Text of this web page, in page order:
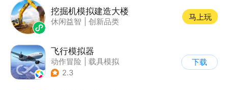
挖掘机模拟建造大楼
休闲益智 创新品类
马上玩
飞行模拟器
动作冒险
载具模拟
| 飞机
2.3
下载